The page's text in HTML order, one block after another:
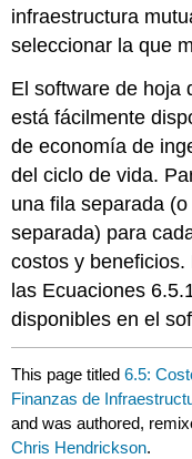
infraestructura
seleccionar la que
El software de hoja
está fácilmente
de economía de
del ciclo de vida.
una fila separada
separada) para
costos y
las Ecuaciones
disponibles en el
This page titled6.5:
Finanzas de
and was authored,
Chris Hendrickson.